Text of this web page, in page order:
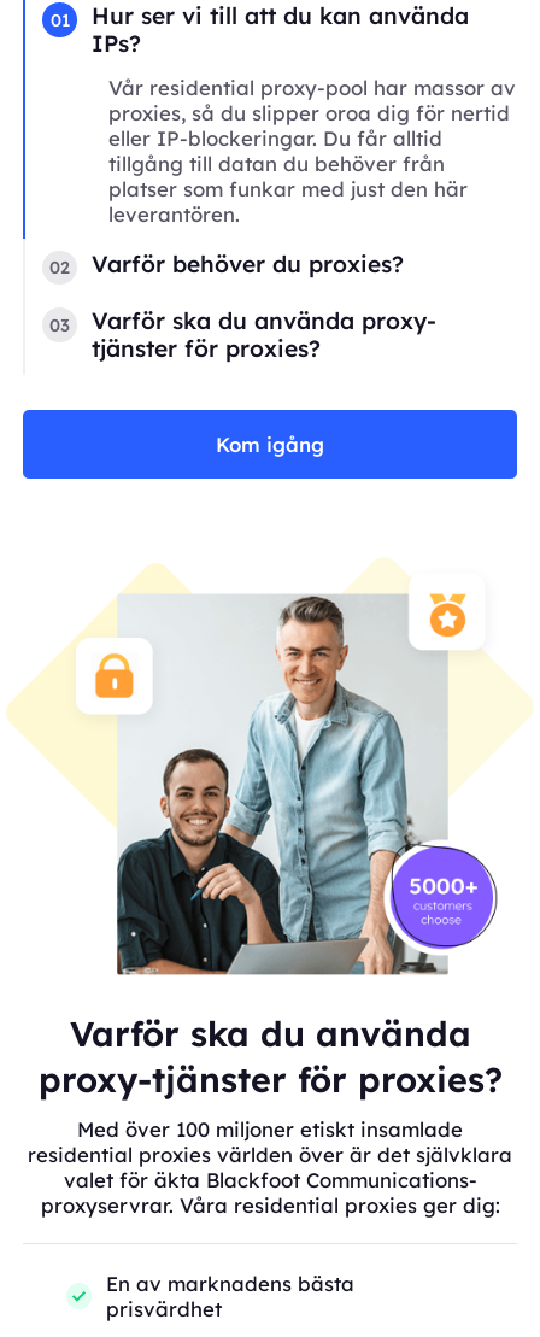
01
Hur ser vi till att du kan använda
IPs?
Vår residential proxy-pool har massor av
proxies, så du slipper oroa dig för nertid
eller IP-blockeringar. Du får alltid
tillgång till datan du behöver från
platser som funkar med just den här
leverantören.
02 Varför behöver du proxies?
03
Varför ska du använda proxy-
tjänster för proxies?
Kom igång
Varför ska du använda
proxy-tjänster för proxies?
Med över 100 miljoner etiskt insamlade
residential proxies världen över är det självklara
valet för äkta Blackfoot Communications-
proxyservrar. Våra residential proxies ger dig:
En av marknadens bästa
prisvärdhet